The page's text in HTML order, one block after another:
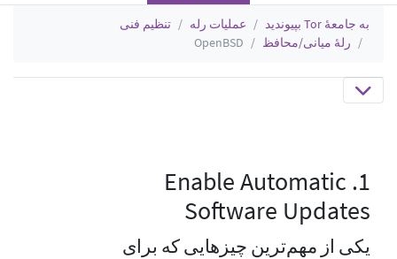
به جامعهٔ Tor بپیوندید عملیات رله
تنظیم فنی
رلهٔ میانی/محافظ
OpenBSD
1. Enable Automatic
Software Updates
یکی از مهم‌ترین چیزهایی که برای